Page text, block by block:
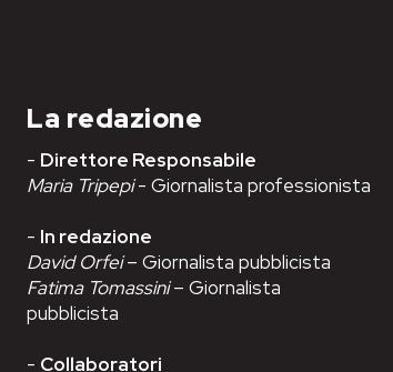
La redazione
- Direttore Responsabile
Maria Tripepi- Giornalista professionista
- In redazione
David Orfei– Giornalista pubblicista
Fatima Tomassini– Giornalista
pubblicista
- Collaboratori